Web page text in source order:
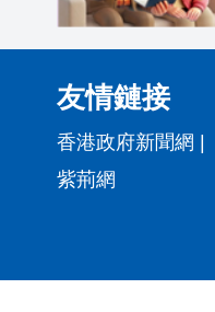
友情鏈接
香港政府新聞網 |
紫荊網